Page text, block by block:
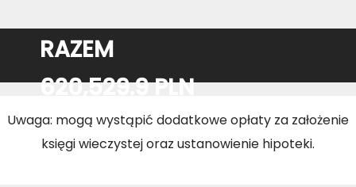
RAZEM
620,529.9 PLN
Uwaga: mogą wystąpić dodatkowe opłaty za założenie
księgi wieczystej oraz ustanowienie hipoteki.